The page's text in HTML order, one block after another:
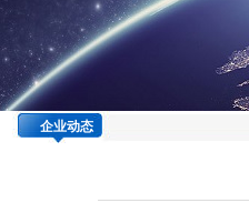
企业动态